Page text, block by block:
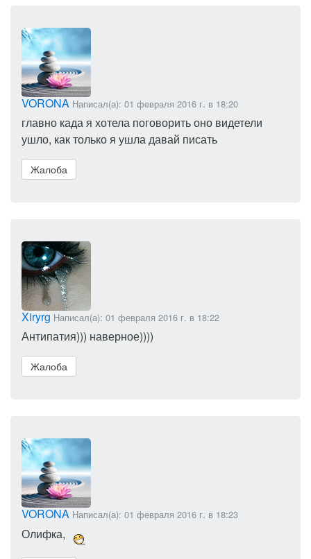
VORONA Написал(а): 01 февраля 2016 г. в 18:20
главно када я хотела поговорить оно видетели
ушло, как только я ушла давай писать
Жалоба
Xiryrg Написал(а): 01 февраля 2016 г. в 18:22
Антипатия))) наверное))))
Жалоба
VORONA Написал(а): 01 февраля 2016 г. в 18:23
Олифка,